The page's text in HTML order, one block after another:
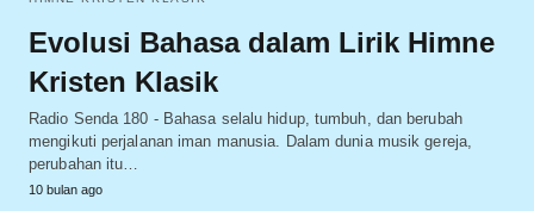
Evolusi Bahasa dalam Lirik Himne
Kristen Klasik
Radio Senda 180 - Bahasa selalu hidup, tumbuh, dan berubah
mengikuti perjalanan iman manusia. Dalam dunia musik gereja,
perubahan itu…
10 bulan ago